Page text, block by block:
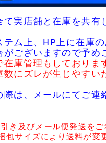
て実店舗と在庫を共有
テム上、HP上に在庫
がございますので予め
庫管理もしておりま
数にズレが生じやすい
際は、メールにてご連
き及びメール便発送を
包サイズにより送料が変